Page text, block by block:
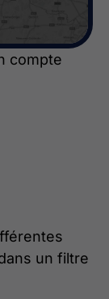
compte
un filtre